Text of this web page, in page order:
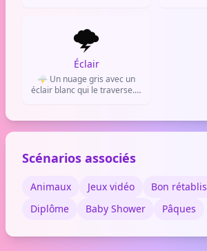
pour dire 'je vois ce qui se
passe' d'un air malin.
🌩️
Éclair
🌩️ Un nuage gris avec un
éclair blanc qui le traverse. Il
électrique dans le ciel.
Scénarios associés
Animaux Jeux vidéo
Bon
Diplôme
Baby Shower Pâques